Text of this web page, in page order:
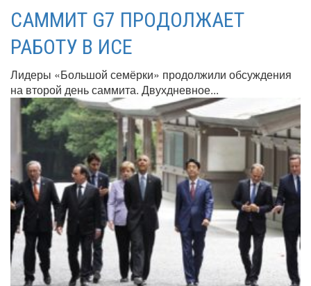
САММИТ G7 ПРОДОЛЖАЕТ
РАБОТУ В ИСЕ
Лидеры «Большой семёрки» продолжили обсуждения
на второй день саммита. Двухдневное...